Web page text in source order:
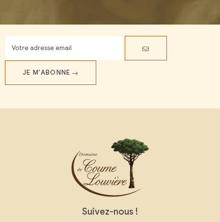
JE M'ABONNE
Suivez-nous !